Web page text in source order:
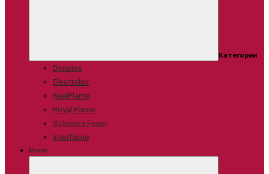
Категории
Dimplex
Electrolux
RealFlame
Royal Flame
Schones Feuer
Interflame
Меню